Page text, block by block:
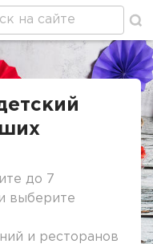
Калуге
до 7
выберите
и ресторанов